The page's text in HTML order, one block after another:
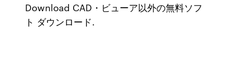
Download CAD・ビューア以外の無料ソフ
ト ダウンロード.